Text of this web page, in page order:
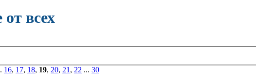
всех
16, 17, 18, 19, 20, 21 , 22 ... 30